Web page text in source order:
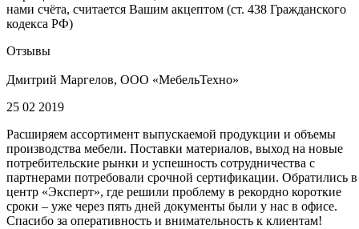
нами счёта, считается Вашим акцептом (ст. 438 Гражданского
кодекса РФ)
Отзывы
Дмитрий Маргелов, ООО «МебельТехно»
25 02 2019
Расширяем ассортимент выпускаемой продукции и объемы
производства мебели. Поставки материалов, выход на новые
потребительские рынки и успешность сотрудничества с
партнерами потребовали срочной сертификации. Обратились в
центр «Эксперт», где решили проблему в рекордно короткие
сроки – уже через пять дней документы были у нас в офисе.
Спасибо за оперативность и внимательность к клиентам!